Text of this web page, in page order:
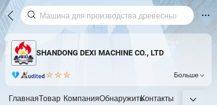
SHANDONG DEXI MACHINE CO., LTD
Больше
ГлавнаяТовар КомпанияОбнаружитьКонтакты